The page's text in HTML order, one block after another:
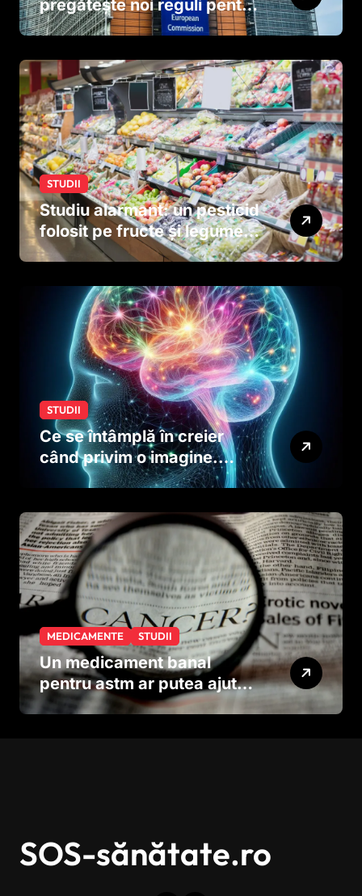
pregătește noi reguli pentru
tutun și țigările electronice
STUDII
Studiu alarmant: un pesticid
folosit pe fructe și legume
ar putea afecta dezvoltarea
dinainte de naștere
STUDII
Ce se întâmplă în creier
când privim o imagine.
Studiul care explică rolul
MEDICAMENTE STUDII
Un medicament banal
pentru astm ar putea ajuta
în lupta împotriva
SOS-sănătate.ro